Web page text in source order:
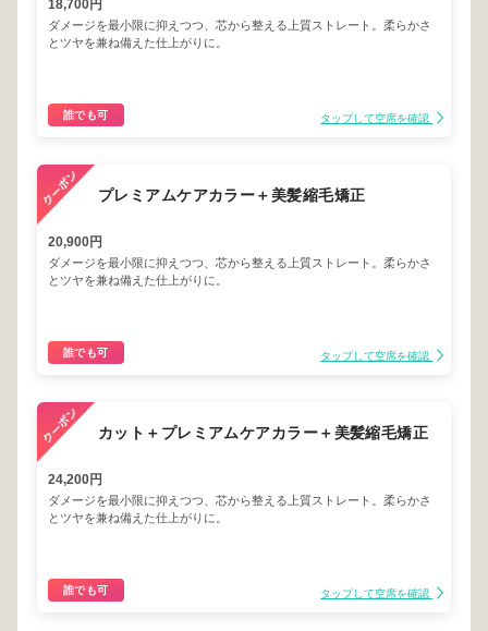
18,700円
ダメージを最小限に抑えつつ、芯から整える上質ストレート。柔らかさ
とツヤを兼ね備えた仕上がりに。
誰でも可 タップして空席を確認
プレミアムケアカラー＋美髪縮毛矯正
20,900円
ダメージを最小限に抑えつつ、芯から整える上質ストレート。柔らかさ
とツヤを兼ね備えた仕上がりに。
誰でも可 タップして空席を確認
カット＋プレミアムケアカラー＋美髪縮毛矯正
24,200円
ダメージを最小限に抑えつつ、芯から整える上質ストレート。柔らかさ
とツヤを兼ね備えた仕上がりに。
誰でも可 タップして空席を確認